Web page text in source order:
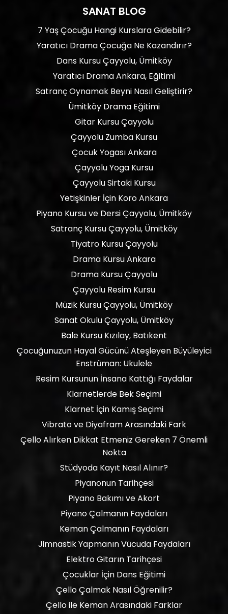
SANAT BLOG
7 Yaş Çocuğu Hangi Kurslara Gidebilir?
Yaratıcı Drama Çocuğa Ne Kazandırır?
Dans Kursu Çayyolu, Ümitköy
Yaratıcı Drama Ankara, Eğitimi
Satranç Oynamak Beyni Nasıl Geliştirir?
Ümitköy Drama Eğitimi
Gitar Kursu Çayyolu
Çayyolu Zumba Kursu
Çocuk Yogası Ankara
Çayyolu Yoga Kursu
Çayyolu Sirtaki Kursu
Yetişkinler İçin Koro Ankara
Piyano Kursu ve Dersi Çayyolu, Ümitköy
Satranç Kursu Çayyolu, Ümitköy
Tiyatro Kursu Çayyolu
Drama Kursu Ankara
Drama Kursu Çayyolu
Çayyolu Resim Kursu
Müzik Kursu Çayyolu, Ümitköy
Sanat Okulu Çayyolu, Ümitköy
Bale Kursu Kızılay, Batıkent
Çocuğunuzun Hayal Gücünü Ateşleyen Büyüleyici
Enstrüman: Ukulele
Resim Kursunun İnsana Kattığı Faydalar
Klarnetlerde Bek Seçimi
Klarnet İçin Kamış Seçimi
Vibrato ve Diyafram Arasındaki Fark
Çello Alırken Dikkat Etmeniz Gereken 7 Önemli
Nokta
Stüdyoda Kayıt Nasıl Alınır?
Piyanonun Tarihçesi
Piyano Bakımı ve Akort
Piyano Çalmanın Faydaları
Keman Çalmanın Faydaları
Jimnastik Yapmanın Vücuda Faydaları
Elektro Gitarın Tarihçesi
Çocuklar İçin Dans Eğitimi
Çello Çalmak Nasıl Öğrenilir?
Çello ile Keman Arasındaki Farklar